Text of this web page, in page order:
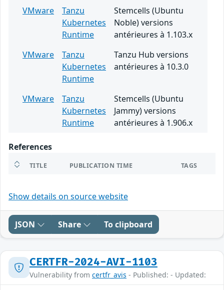
VMware
Tanzu
Kubernetes
Runtime
Stemcells (Ubuntu
Noble) versions
antérieures à 1.103.x
VMware
Tanzu
Kubernetes
Runtime
Tanzu Hub versions
antérieures à 10.3.0
VMware
Tanzu
Kubernetes
Runtime
Stemcells (Ubuntu
Jammy) versions
antérieures à 1.906.x
References
TITLE PUBLICATION TIME TAGS
Show details on source website
JSON Share To clipboard
CERTFR-2024-AVI-1103
Vulnerability from certfr_avis - Published: - Updated: